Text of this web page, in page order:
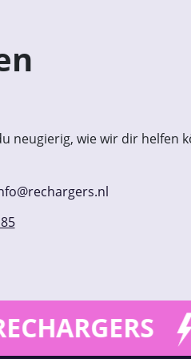
neugierig, wie wir dir helfen